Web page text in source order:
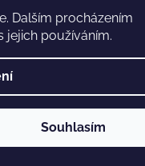
Dalším procházením
jejich používáním.
Souhlasím